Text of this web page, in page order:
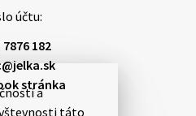
a
táto
účtu:
182
stránka